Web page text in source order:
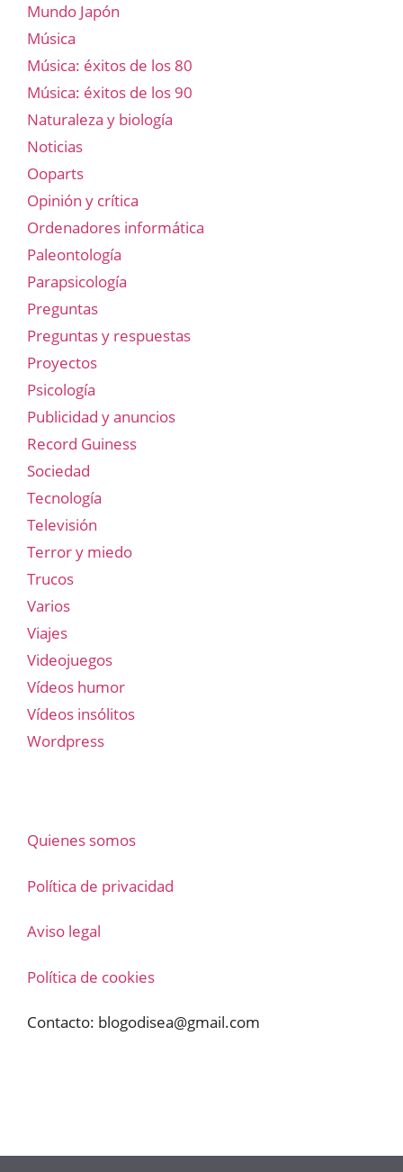
Mundo Japón
Música
Música: éxitos de los 80
Música: éxitos de los 90
Naturaleza y biología
Noticias
Ooparts
Opinión y crítica
Ordenadores informática
Paleontología
Parapsicología
Preguntas
Preguntas y respuestas
Proyectos
Psicología
Publicidad y anuncios
Record Guiness
Sociedad
Tecnología
Televisión
Terror y miedo
Trucos
Varios
Viajes
Videojuegos
Vídeos humor
Vídeos insólitos
Wordpress
Quienes somos
Política de privacidad
Aviso legal
Política de cookies
Contacto: blogodisea@gmail.com